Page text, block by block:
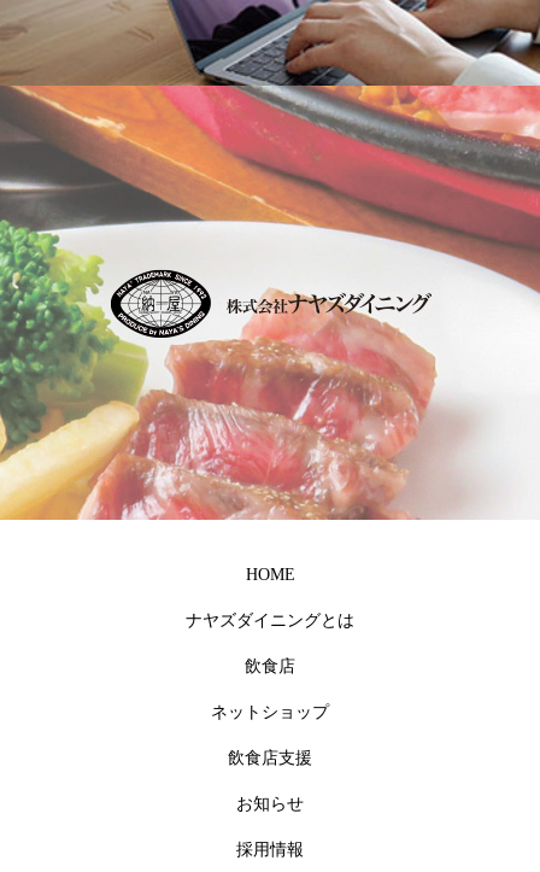
HOME
ナヤズダイニングとは
飲食店
ネットショップ
飲食店支援
お知らせ
採用情報